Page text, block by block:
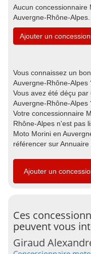
Aucun concessionnaire
Auvergne-Rhône-Alpes.
Ajouter un
Vous connaissez un
Auvergne-Rhône-Alpes
Vous avez été déçu
Auvergne-Rhône-Alpes
Votre concessionnaire
Rhône-Alpes n'est pas
Moto Morini en
référencer sur Annuaire
Ajouter un
Ces
peuvent vous
Giraud